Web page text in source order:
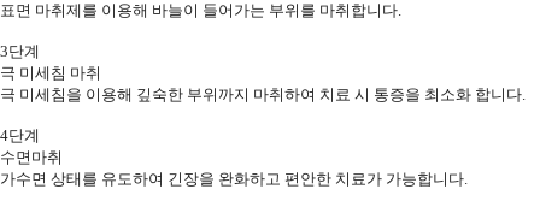
표면 마취제를 이용해 바늘이 들어가는 부위를 마취합니다.
3단계
극 미세침 마취
극 미세침을 이용해 깊숙한 부위까지 마취하여 치료 시 통증을 최소화 합니다.
4단계
수면마취
가수면 상태를 유도하여 긴장을 완화하고 편안한 치료가 가능합니다.